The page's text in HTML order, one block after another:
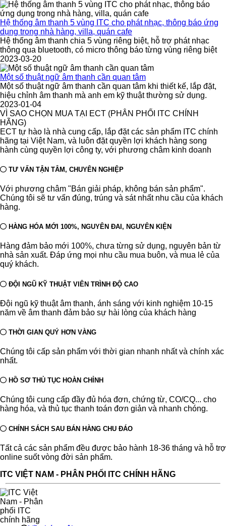
Hệ thống âm thanh 5 vùng ITC cho phát nhạc, thông báo ứng
dụng trong nhà hàng, villa, quán cafe
Hệ thống âm thanh chia 5 vùng riêng biệt, hỗ trợ phát nhạc
thông qua bluetooth, có micro thông báo từng vùng riêng biệt
2023-03-20
Một số thuật ngữ âm thanh cần quan tâm
Một số thuật ngữ âm thanh cần quan tâm khi thiết kế, lắp đặt,
hiệu chỉnh âm thanh mà anh em kỹ thuật thường sử dụng.
2023-01-04
VÌ SAO CHỌN MUA TẠI ECT (PHÂN PHỐI ITC CHÍNH
HÃNG)
ECT tự hào là nhà cung cấp, lắp đặt các sản phẩm ITC chính
hãng tại Việt Nam, và luôn đặt quyền lợi khách hàng song
hành cùng quyền lợi công ty, với phương châm kinh doanh
TƯ VẤN TẬN TÂM, CHUYÊN NGHIỆP
Với phương châm "Bán giải pháp, không bán sản phẩm".
Chúng tôi sẽ tư vấn đúng, trúng và sát nhất nhu cầu của khách
hàng.
HÀNG HÓA MỚI 100%, NGUYÊN ĐAI, NGUYÊN KIỆN
Hàng đảm bảo mới 100%, chưa từng sử dụng, nguyên bản từ
nhà sản xuất. Đáp ứng mọi nhu cầu mua buôn, và mua lẻ của
quý khách.
ĐỘI NGŨ KỸ THUẬT VIÊN TRÌNH ĐỘ CAO
Đội ngũ kỹ thuật âm thanh, ánh sáng với kinh nghiệm 10-15
năm về âm thanh đảm bảo sự hài lòng của khách hàng
THỜI GIAN QUÝ HƠN VÀNG
Chúng tôi cấp sản phẩm với thời gian nhanh nhất và chính xác
nhất.
HỒ SƠ THỦ TỤC HOÀN CHỈNH
Chúng tôi cung cấp đầy đủ hóa đơn, chứng từ, CO/CQ... cho
hàng hóa, và thủ tục thanh toán đơn giản và nhanh chóng.
CHÍNH SÁCH SAU BÁN HÀNG CHU ĐÁO
Tất cả các sản phẩm đều được bảo hành 18-36 tháng và hỗ trợ
online suốt vòng đời sản phẩm.
ITC VIỆT NAM - PHÂN PHỐI ITC CHÍNH HÃNG